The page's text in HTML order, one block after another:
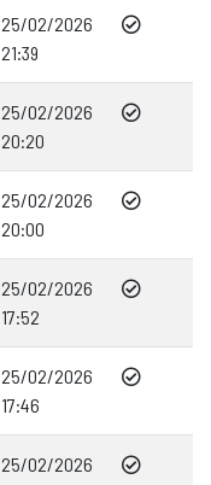
25/02/2026
21:39
25/02/2026
20:20
25/02/2026
20:00
25/02/2026
17:52
25/02/2026
17:46
25/02/2026